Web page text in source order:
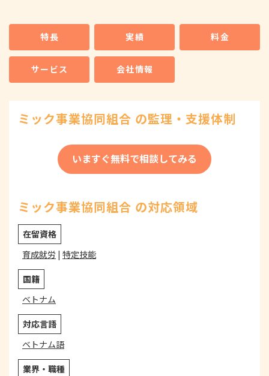
特長 実績 料金
サービス 会社情報
ミック事業協同組合 の監理・支援体制
いますぐ無料で相談してみる
ミック事業協同組合 の対応領域
在留資格
育成就労 | 特定技能
国籍
ベトナム
対応言語
ベトナム語
業界・職種